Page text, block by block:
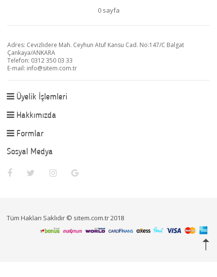
0 sayfa
Adres: Cevizlidere Mah. Ceyhun Atuf Kansu Cad. No:147/C Balgat
Çankaya/ANKARA
Telefon: 0312 350 03 33
E-mail: info@sitem.com.tr
Üyelik İşlemleri
Hakkımızda
Formlar
Sosyal Medya
Tüm Hakları Saklıdır © sitem.com.tr 2018